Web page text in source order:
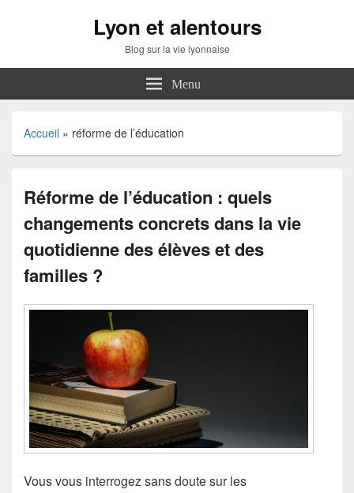
Lyon et alentours
Blog sur la vie lyonnaise
Menu
Accueil » réforme de l’éducation
Réforme de l’éducation : quels
changements concrets dans la vie
quotidienne des élèves et des
familles ?
Vous vous interrogez sans doute sur les